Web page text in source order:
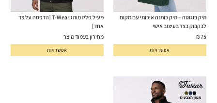
תיק בוגוטה – תיק כותנה איכותי עם מקום
לבקבוק בצד בעיצוב אישי
₪75
אפשרויות
מעיל פליז מותג T-Wear [הדפסה על צד
אחד]
מחירון בעמוד מוצר
אפשרויות